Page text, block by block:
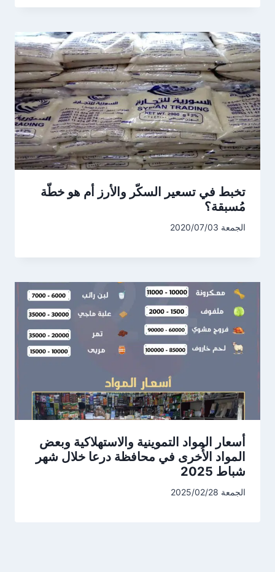
تخبط في تسعير السكّر والأرز أم هو خطّة
مُسبقة؟
الجمعة 2020/07/03
أسعار المواد التموينية والاستهلاكية وبعض
المواد الأُخرى في محافظة درعا خلال شهر
شباط 2025
الجمعة 2025/02/28